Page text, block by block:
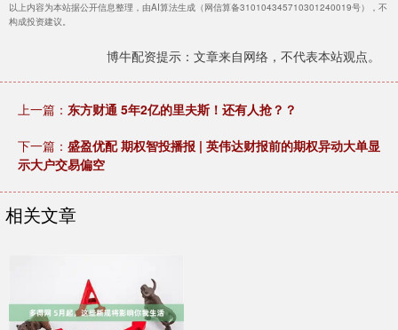
以上内容为本站据公开信息整理，由AI算法生成（网信算备310104345710301240019号），不
构成投资建议。
博牛配资提示：文章来自网络，不代表本站观点。
上一篇： 东方财通 5年2亿的里夫斯！还有人抢？？
下一篇： 盛盈优配 期权智投播报 | 英伟达财报前的期权异动大单显
示大户交易偏空
相关文章